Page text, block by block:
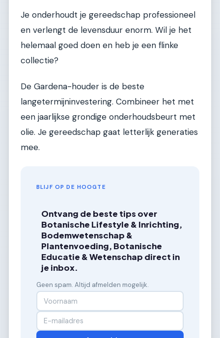
Je onderhoudt je gereedschap professioneel
en verlengt de levensduur enorm. Wil je het
helemaal goed doen en heb je een flinke
collectie?
De Gardena-houder is de beste
langetermijninvestering. Combineer het met
een jaarlijkse grondige onderhoudsbeurt met
olie. Je gereedschap gaat letterlijk generaties
mee.
BLIJF OP DE HOOGTE
Ontvang de beste tips over
Botanische Lifestyle & Inrichting,
Bodemwetenschap &
Plantenvoeding, Botanische
Educatie & Wetenschap direct in
je inbox.
Geen spam. Altijd afmelden mogelijk.